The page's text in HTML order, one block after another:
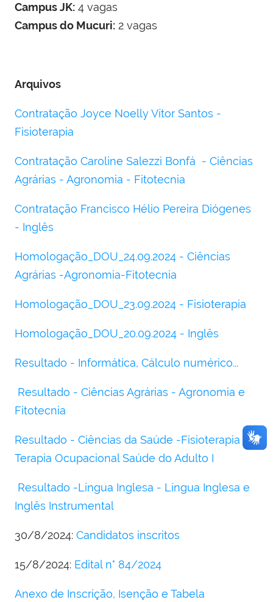
Campus JK: 4 vagas
Campus do Mucuri: 2 vagas
Arquivos
Contratação Joyce Noelly Vítor Santos -
Fisioterapia
Contratação Caroline Salezzi Bonfá - Ciências
Agrárias - Agronomia - Fitotecnia
Contratação Francisco Hélio Pereira Diógenes
- Inglês
Homologação_DOU_24.09.2024 - Ciências
Agrárias -Agronomia-Fitotecnia
Homologação_DOU_23.09.2024 - Fisioterapia
Homologação_DOU_20.09.2024 - Inglês
Resultado - Informática, Cálculo numérico...
Resultado - Ciências Agrárias - Agronomia e
Fitotecnia
Resultado - Ciências da Saúde -Fisioterapia e
Terapia Ocupacional Saúde do Adulto I
Resultado -Língua Inglesa - Língua Inglesa e
Inglês Instrumental
30/8/2024: Candidatos inscritos
15/8/2024: Edital n° 84/2024
Anexo de Inscrição, Isenção e Tabela